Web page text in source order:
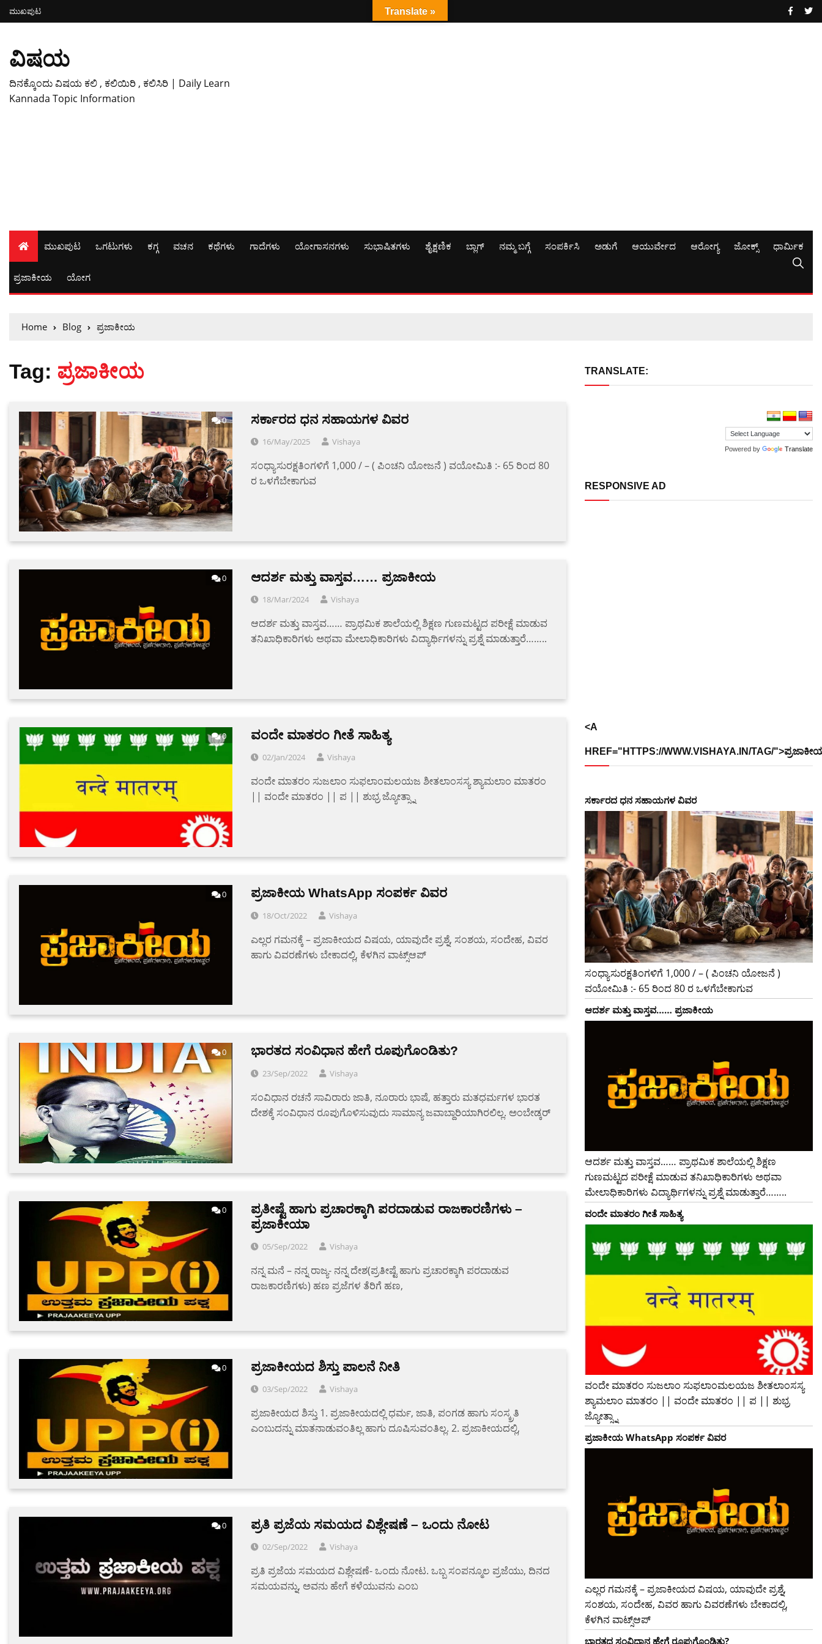
ಮುಖಪುಟ
ವಿಷಯ
ದಿನಕ್ಕೊಂದು ವಿಷಯ ಕಲಿ , ಕಲಿಯಿರಿ , ಕಲಿಸಿರಿ | Daily Learn
Kannada Topic Information
ಮುಖಪುಟ ಒಗಟುಗಳು ಕಗ್ಗ ವಚನ ಕಥೆಗಳು ಗಾದೆಗಳು ಯೋಗಾಸನಗಳು ಸುಭಾಷಿತಗಳು ಶೈಕ್ಷಣಿಕ ಬ್ಲಾಗ್ ನಮ್ಮ ಬಗ್ಗೆ ಸಂಪರ್ಕಿಸಿ ಅಡುಗೆ ಆಯುರ್ವೇದ ಆರೋಗ್ಯ ಜೋಕ್ಸ್ ಧಾರ್ಮಿಕ
ಪ್ರಜಾಕೀಯ ಯೋಗ
Home Blog ಪ್ರಜಾಕೀಯ
Tag: ಪ್ರಜಾಕೀಯ
0 ಸರ್ಕಾರದ​ ​ಧನ ಸಹಾಯಗಳ ವಿವರ
16/May/2025 Vishaya
ಸಂಧ್ಯಾಸುರಕ್ಷತಿಂಗಳಿಗೆ 1,000 / – ( ಪಿಂಚನಿ ಯೋಜನೆ ) ವಯೋಮಿತಿ :- 65 ರಿಂದ 80
ರ ಒಳಗೆಬೇಕಾಗುವ
0 ಆದರ್ಶ ಮತ್ತು ವಾಸ್ತವ…… ಪ್ರಜಾಕೀಯ
18/Mar/2024 Vishaya
ಆದರ್ಶ ಮತ್ತು ವಾಸ್ತವ…… ಪ್ರಾಥಮಿಕ ಶಾಲೆಯಲ್ಲಿ ಶಿಕ್ಷಣ ಗುಣಮಟ್ಟದ ಪರೀಕ್ಷೆ ಮಾಡುವ
ತನಿಖಾಧಿಕಾರಿಗಳು ಅಥವಾ ಮೇಲಾಧಿಕಾರಿಗಳು ವಿದ್ಯಾರ್ಥಿಗಳನ್ನು ಪ್ರಶ್ನೆ ಮಾಡುತ್ತಾರೆ……..
0 ವಂದೇ ಮಾತರಂ ಗೀತೆ ಸಾಹಿತ್ಯ
02/Jan/2024 Vishaya
ವಂದೇ ಮಾತರಂ ಸುಜಲಾಂ ಸುಫಲಾಂಮಲಯಜ ಶೀತಲಾಂಸಸ್ಯ ಶ್ಯಾಮಲಾಂ ಮಾತರಂ
|| ವಂದೇ ಮಾತರಂ || ಪ || ಶುಭ್ರ ಜ್ಯೋತ್ಸ್ನಾ
0 ಪ್ರಜಾಕೀಯ WhatsApp ಸಂಪರ್ಕ ವಿವರ
18/Oct/2022 Vishaya
ಎಲ್ಲರ ಗಮನಕ್ಕೆ – ಪ್ರಜಾಕೀಯದ ವಿಷಯ, ಯಾವುದೇ ಪ್ರಶ್ನೆ, ಸಂಶಯ, ಸಂದೇಹ, ವಿವರ
ಹಾಗು ವಿವರಣೆಗಳು ಬೇಕಾದಲ್ಲಿ, ಕೆಳಗಿನ ವಾಟ್ಸ್ಆಪ್
0 ಭಾರತದ ಸಂವಿಧಾನ ಹೇಗೆ ರೂಪುಗೊಂಡಿತು?
23/Sep/2022 Vishaya
ಸಂವಿಧಾನ ರಚನೆ ಸಾವಿರಾರು ಜಾತಿ, ನೂರಾರು ಭಾಷೆ, ಹತ್ತಾರು ಮತಧರ್ಮಗಳ ಭಾರತ
ದೇಶಕ್ಕೆ ಸಂವಿಧಾನ ರೂಪುಗೊಳಿಸುವುದು ಸಾಮಾನ್ಯ ಜವಾಬ್ದಾರಿಯಾಗಿರಲಿಲ್ಲ. ಅಂಬೇಡ್ಕರ್
0
ಪ್ರತೀಷ್ಟೆ ಹಾಗು ಪ್ರಚಾರಕ್ಕಾಗಿ ಪರದಾಡುವ ರಾಜಕಾರಣಿಗಳು –
ಪ್ರಜಾಕೀಯಾ
05/Sep/2022 Vishaya
ನನ್ನ ಮನೆ – ನನ್ನ ರಾಜ್ಯ- ನನ್ನ ದೇಶ(ಪ್ರತೀಷ್ಟೆ ಹಾಗು ಪ್ರಚಾರಕ್ಕಾಗಿ ಪರದಾಡುವ
ರಾಜಕಾರಣಿಗಳು) ಹಣ ಪ್ರಜೆಗಳ ತೆರಿಗೆ ಹಣ,
0 ಪ್ರಜಾಕೀಯದ ಶಿಸ್ತು ಪಾಲನೆ ನೀತಿ
03/Sep/2022 Vishaya
ಪ್ರಜಾಕೀಯದ ಶಿಸ್ತು 1. ಪ್ರಜಾಕೀಯದಲ್ಲಿ ಧರ್ಮ, ಜಾತಿ, ಪಂಗಡ ಹಾಗು ಸಂಸ್ಕ್ರತಿ
ಎಂಬುದನ್ನು ಮಾತನಾಡುವಂತಿಲ್ಲ ಹಾಗು ದೂಷಿಸುವಂತಿಲ್ಲ. 2. ಪ್ರಜಾಕೀಯದಲ್ಲಿ,
0 ಪ್ರತಿ ಪ್ರಜೆಯ ಸಮಯದ ವಿಶ್ಲೇಷಣೆ – ಒಂದು ನೋಟ
02/Sep/2022 Vishaya
ಪ್ರತಿ ಪ್ರಜೆಯ ಸಮಯದ ವಿಶ್ಲೇಷಣೆ- ಒಂದು ನೋಟ. ಒಬ್ಬ ಸಂಪನ್ಮೂಲ ಪ್ರಜೆಯು, ದಿನದ
ಸಮಯವನ್ನು, ಅವನು ಹೇಗೆ ಕಳೆಯುವನು ಎಂಬ
TRANSLATE:
Powered by Translate
RESPONSIVE AD
<A
HREF="HTTPS://WWW.VISHAYA.IN/TAG/
ಸರ್ಕಾರದ​ ​ಧನ ಸಹಾಯಗಳ ವಿವರ
ಸಂಧ್ಯಾಸುರಕ್ಷತಿಂಗಳಿಗೆ 1,000 / – ( ಪಿಂಚನಿ ಯೋಜನೆ )
ವಯೋಮಿತಿ :- 65 ರಿಂದ 80 ರ ಒಳಗೆಬೇಕಾಗುವ
ಆದರ್ಶ ಮತ್ತು ವಾಸ್ತವ…… ಪ್ರಜಾಕೀಯ
ಆದರ್ಶ ಮತ್ತು ವಾಸ್ತವ…… ಪ್ರಾಥಮಿಕ ಶಾಲೆಯಲ್ಲಿ ಶಿಕ್ಷಣ
ಗುಣಮಟ್ಟದ ಪರೀಕ್ಷೆ ಮಾಡುವ ತನಿಖಾಧಿಕಾರಿಗಳು ಅಥವಾ
ಮೇಲಾಧಿಕಾರಿಗಳು ವಿದ್ಯಾರ್ಥಿಗಳನ್ನು ಪ್ರಶ್ನೆ ಮಾಡುತ್ತಾರೆ……..
ವಂದೇ ಮಾತರಂ ಗೀತೆ ಸಾಹಿತ್ಯ
ವಂದೇ ಮಾತರಂ ಸುಜಲಾಂ ಸುಫಲಾಂಮಲಯಜ ಶೀತಲಾಂಸಸ್ಯ
ಶ್ಯಾಮಲಾಂ ಮಾತರಂ || ವಂದೇ ಮಾತರಂ || ಪ || ಶುಭ್ರ
ಜ್ಯೋತ್ಸ್ನಾ
ಪ್ರಜಾಕೀಯ WhatsApp ಸಂಪರ್ಕ ವಿವರ
ಎಲ್ಲರ ಗಮನಕ್ಕೆ – ಪ್ರಜಾಕೀಯದ ವಿಷಯ, ಯಾವುದೇ ಪ್ರಶ್ನೆ,
ಸಂಶಯ, ಸಂದೇಹ, ವಿವರ ಹಾಗು ವಿವರಣೆಗಳು ಬೇಕಾದಲ್ಲಿ,
ಕೆಳಗಿನ ವಾಟ್ಸ್ಆಪ್
ಭಾರತದ ಸಂವಿಧಾನ ಹೇಗೆ ರೂಪುಗೊಂಡಿತು?
Translate »